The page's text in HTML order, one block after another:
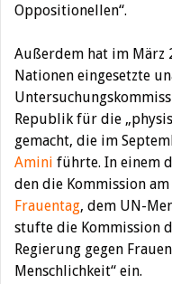
Oppositionellen“.
Außerdem hat im März
Nationen eingesetzte
Republik für die
gemacht, die im
Amini führte. In einem
den die Kommission am
Frauentag, dem UN-
stufte die Kommission
Regierung gegen
Menschlichkeit“ ein.